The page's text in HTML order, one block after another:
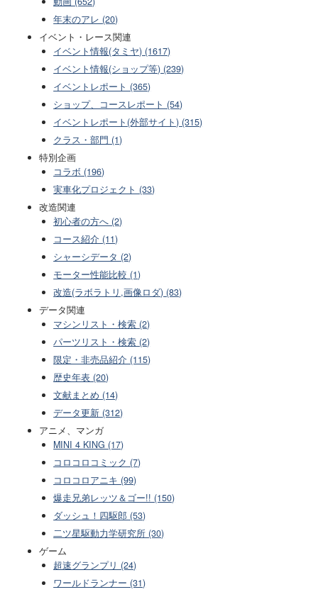
年末のアレ (20)
イベント・レース関連
イベント情報(タミヤ) (1617)
イベント情報(ショップ等) (239)
イベントレポート (365)
ショップ、コースレポート (54)
イベントレポート(外部サイト) (315)
クラス・部門 (1)
特別企画
コラボ (196)
実車化プロジェクト (33)
改造関連
初心者の方へ (2)
コース紹介 (11)
シャーシデータ (2)
モーター性能比較 (1)
改造(ラボラトリ,画像ロダ) (83)
データ関連
マシンリスト・検索 (2)
パーツリスト・検索 (2)
限定・非売品紹介 (115)
歴史年表 (20)
文献まとめ (14)
データ更新 (312)
アニメ、マンガ
MINI 4 KING (17)
コロコロコミック (7)
コロコロアニキ (99)
爆走兄弟レッツ＆ゴー!! (150)
ダッシュ！四駆郎 (53)
二ツ星駆動力学研究所 (30)
ゲーム
超速グランプリ (24)
ワールドランナー (31)